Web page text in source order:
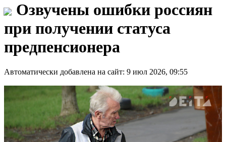
Озвучены ошибки россиян
при получении статуса
предпенсионера
Автоматически добавлена на сайт: 9 июл 2026, 09:55